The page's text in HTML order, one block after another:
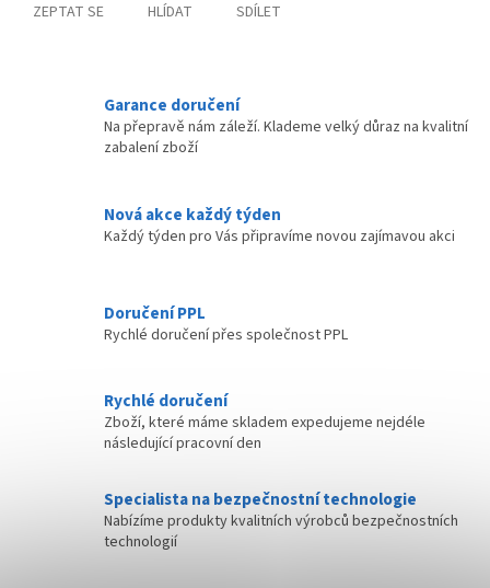
ZEPTAT SE HLÍDAT SDÍLET
Garance doručení
Na přepravě nám záleží. Klademe velký důraz na kvalitní
zabalení zboží
Nová akce každý týden
Každý týden pro Vás připravíme novou zajímavou akci
Doručení PPL
Rychlé doručení přes společnost PPL
Rychlé doručení
Zboží, které máme skladem expedujeme nejdéle
následující pracovní den
Specialista na bezpečnostní technologie
Nabízíme produkty kvalitních výrobců bezpečnostních
technologií